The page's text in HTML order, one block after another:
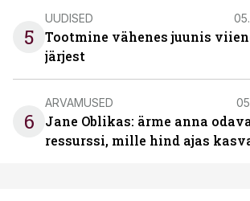
5
UUDISED
Tootmine vähenes juunis
järjest
6
ARVAMUSED
Jane Oblikas: ärme anna
ressurssi, mille hind ajas